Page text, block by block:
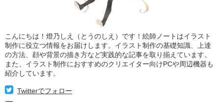
こんにちは！燈乃しえ（とうのしえ）です！絵師ノートはイラスト
制作に役立つ情報をお届けします。イラスト制作の基礎知識、上達
の方法、顔や背景の描き方など実践的な記事を取り揃えています。
また、イラスト制作におすすめのクリエイター向けPCや周辺機器も
紹介しています。
Twitterでフォロー